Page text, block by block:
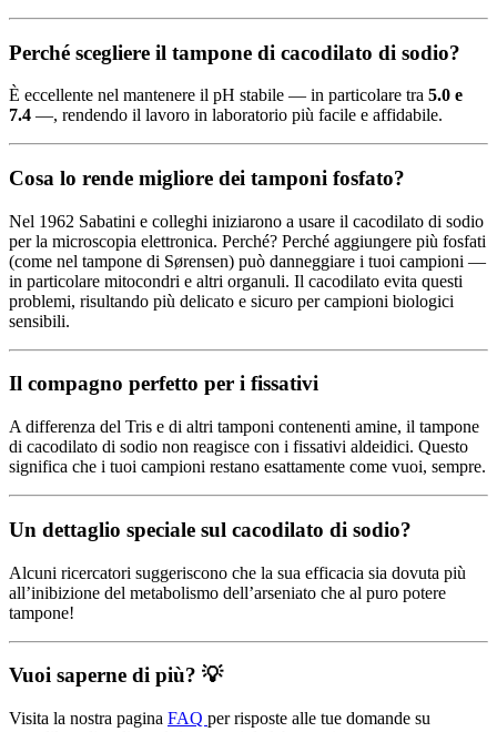
Perché scegliere il tampone di cacodilato di sodio?
È eccellente nel mantenere il pH stabile — in particolare tra 5.0 e
7.4 —, rendendo il lavoro in laboratorio più facile e affidabile.
Cosa lo rende migliore dei tamponi fosfato?
Nel 1962 Sabatini e colleghi iniziarono a usare il cacodilato di sodio
per la microscopia elettronica. Perché? Perché aggiungere più fosfati
(come nel tampone di Sørensen) può danneggiare i tuoi campioni —
in particolare mitocondri e altri organuli. Il cacodilato evita questi
problemi, risultando più delicato e sicuro per campioni biologici
sensibili.
Il compagno perfetto per i fissativi
A differenza del Tris e di altri tamponi contenenti amine, il tampone
di cacodilato di sodio non reagisce con i fissativi aldeidici. Questo
significa che i tuoi campioni restano esattamente come vuoi, sempre.
Un dettaglio speciale sul cacodilato di sodio?
Alcuni ricercatori suggeriscono che la sua efficacia sia dovuta più
all’inibizione del metabolismo dell’arseniato che al puro potere
tampone!
Vuoi saperne di più? 💡
Visita la nostra pagina FAQ per risposte alle tue domande su